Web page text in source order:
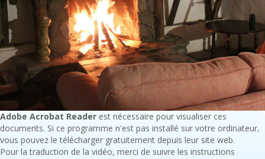
Adobe Acrobat Reader est nécessaire pour visualiser ces
documents. Si ce programme n'est pas installé sur votre ordinateur,
vous pouvez le télécharger gratuitement depuis leur site web.
Pour la traduction de la vidéo, merci de suivre les instructions